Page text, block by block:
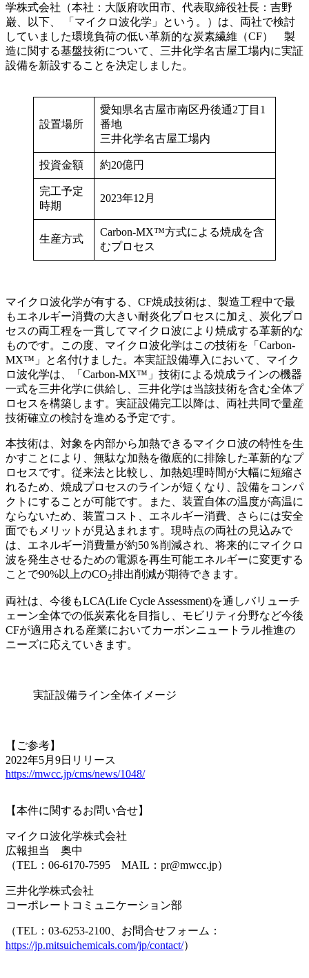
学株式会社（本社：大阪府吹田市、代表取締役社長：吉野
巌、以下、 「マイクロ波化学」という。）は、両社で検討
していました環境負荷の低い革新的な炭素繊維（CF） 製
造に関する基盤技術について、三井化学名古屋工場内に実証
設備を新設することを決定しました。
設置場所
愛知県名古屋市南区丹後通2丁目1
番地
三井化学名古屋工場内
投資金額 約20億円
完工予定
時期
2023年12月
生産方式
Carbon-MX™方式による焼成を含
むプロセス
マイクロ波化学が有する、CF焼成技術は、製造工程中で最
もエネルギー消費の大きい耐炎化プロセスに加え、炭化プロ
セスの両工程を一貫してマイクロ波により焼成する革新的な
ものです。この度、マイクロ波化学はこの技術を「Carbon-
MX™」と名付けました。本実証設備導入において、マイク
ロ波化学は、「Carbon-MX™」技術による焼成ラインの機器
一式を三井化学に供給し、三井化学は当該技術を含む全体プ
ロセスを構築します。実証設備完工以降は、両社共同で量産
技術確立の検討を進める予定です。
本技術は、対象を内部から加熱できるマイクロ波の特性を生
かすことにより、無駄な加熱を徹底的に排除した革新的なプ
ロセスです。従来法と比較し、加熱処理時間が大幅に短縮さ
れるため、焼成プロセスのラインが短くなり、設備をコンパ
クトにすることが可能です。また、装置自体の温度が高温に
ならないため、装置コスト、エネルギー消費、さらには安全
面でもメリットが見込まれます。現時点の両社の見込みで
は、エネルギー消費量が約50％削減され、将来的にマイクロ
波を発生させるための電源を再生可能エネルギーに変更する
ことで90%以上のCO2排出削減が期待できます。
両社は、今後もLCA(Life Cycle Assessment)を通しバリューチ
ェーン全体での低炭素化を目指し、モビリティ分野など今後
CFが適用される産業においてカーボンニュートラル推進の
ニーズに応えていきます。
実証設備ライン全体イメージ
【ご参考】
2022年5月9日リリース
https://mwcc.jp/cms/news/1048/
【本件に関するお問い合せ】
マイクロ波化学株式会社
広報担当 奥中
（TEL：06-6170-7595 MAIL：pr@mwcc.jp）
三井化学株式会社
コーポレートコミュニケーション部
（TEL：03-6253-2100、お問合せフォーム：
https://jp.mitsuichemicals.com/jp/contact/）